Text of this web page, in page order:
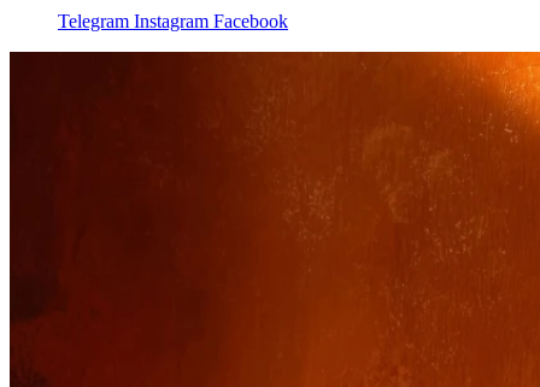
Telegram Instagram Facebook